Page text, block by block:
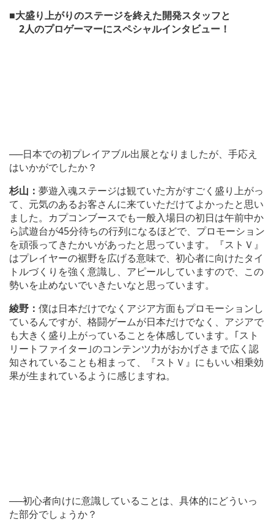
■大盛り上がりのステージを終えた開発スタッフと
2人のプロゲーマーにスペシャルインタビュー！
──日本での初プレイアブル出展となりましたが、手応え
はいかがでしたか？
杉山： 夢遊入魂ステージは観ていた方がすごく盛り上がっ
て、元気のあるお客さんに来ていただけてよかったと思い
ました。カプコンブースでも一般入場日の初日は午前中か
ら試遊台が45分待ちの行列になるほどで、プロモーション
を頑張ってきたかいがあったと思っています。『ストＶ』
はプレイヤーの裾野を広げる意味で、初心者に向けたタイ
トルづくりを強く意識し、アピールしていますので、この
勢いを止めないでいきたいなと思っています。
綾野： 僕は日本だけでなくアジア方面もプロモーションし
ているんですが、格闘ゲームが日本だけでなく、アジアで
も大きく盛り上がっていることを体感しています。｢スト
リートファイター｣のコンテンツ力がおかげさまで広く認
知されていることも相まって、『ストＶ』にもいい相乗効
果が生まれているように感じますね。
──初心者向けに意識していることは、具体的にどういっ
た部分でしょうか？